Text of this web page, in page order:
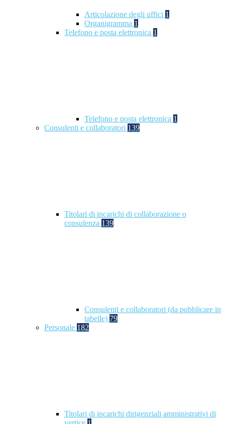
Articolazione degli uffici 1
Organigramma 1
Telefono e posta elettronica 1
Telefono e posta elettronica 1
Consulenti e collaboratori 139
Titolari di incarichi di collaborazione o
consulenza 139
Consulenti e collaboratori (da pubblicare in
tabelle) 79
Personale 182
Titolari di incarichi dirigenziali amministrativi di